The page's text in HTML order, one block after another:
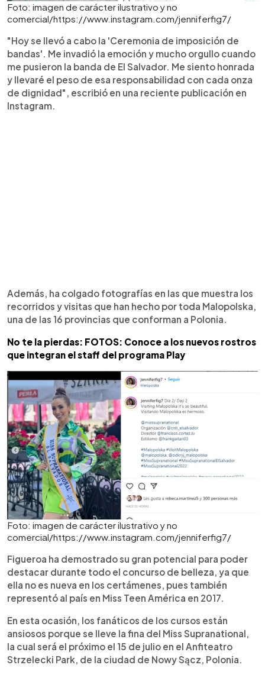
Foto: imagen de carácter ilustrativo y no
comercial/https://www.instagram.com/jenniferfig7/
"Hoy se llevó a cabo la 'Ceremonia de imposición de
bandas'. Me invadió la emoción y mucho orgullo cuando
me pusieron la banda de El Salvador. Me siento honrada
y llevaré el peso de esa responsabilidad con cada onza
de dignidad", escribió en una reciente publicación en
Instagram.
Además, ha colgado fotografías en las que muestra los
recorridos y visitas que han hecho por toda Malopolska,
una de las 16 provincias que conforman a Polonia.
No te la pierdas: FOTOS: Conoce a los nuevos rostros
que integran el staff del programa Play
Foto: imagen de carácter ilustrativo y no
comercial/https://www.instagram.com/jenniferfig7/
Figueroa ha demostrado su gran potencial para poder
destacar durante todo el concurso de belleza, ya que
ella no es nueva en los certámenes, pues también
representó al país en Miss Teen América en 2017.
En esta ocasión, los fanáticos de los cursos están
ansiosos porque se lleve la fina del Miss Supranational,
la cual será el próximo el 15 de julio en el Anfiteatro
Strzelecki Park, de la ciudad de Nowy Sącz, Polonia.